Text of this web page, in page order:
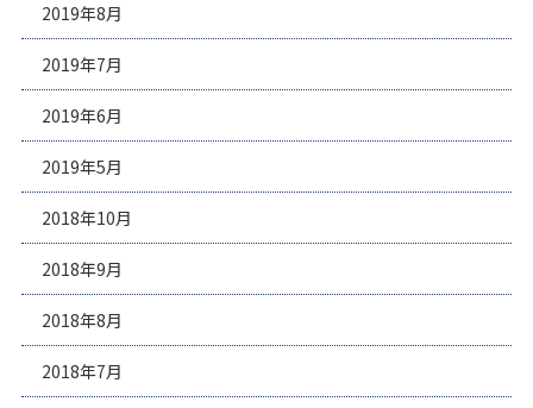
2019年8月
2019年7月
2019年6月
2019年5月
2018年10月
2018年9月
2018年8月
2018年7月